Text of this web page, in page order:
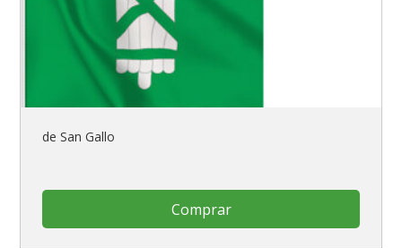
de San Gallo
Comprar